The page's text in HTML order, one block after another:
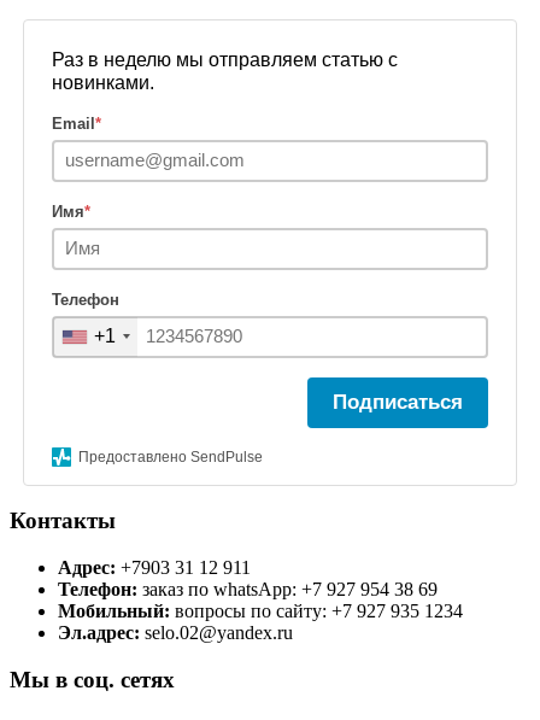
Раз в неделю мы отправляем статью с
новинками.
Email*
Имя*
Телефон
+1
Подписаться
Предоставлено SendPulse
Контакты
Адрес: +7903 31 12 911
Телефон: заказ по whatsApp: +7 927 954 38 69
Мобильный: вопросы по сайту: +7 927 935 1234
Эл.адрес: selo.02@yandex.ru
Мы в соц. сетях